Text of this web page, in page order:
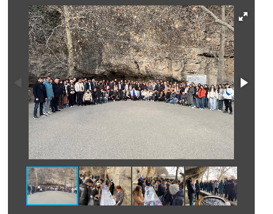
dövrünün
yadigarı
məbədinin
adlandırılıb.